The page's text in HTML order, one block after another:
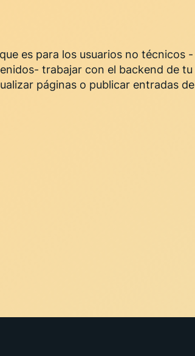
es para los usuarios no técnicos -
trabajar con el backend de tu
páginas o publicar entradas de